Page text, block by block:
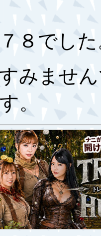
８でし
みませ
。